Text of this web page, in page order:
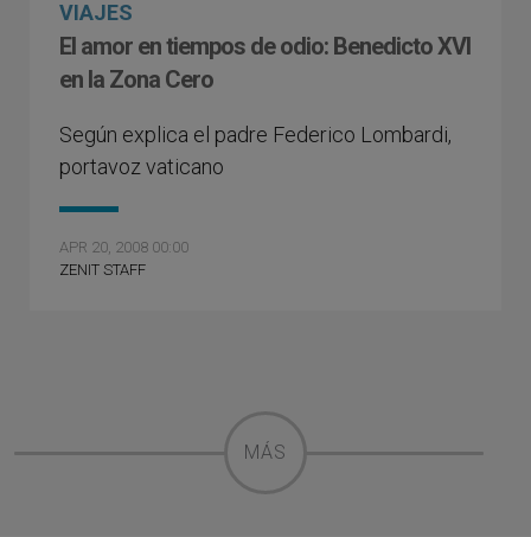
VIAJES
El amor en tiempos de odio: Benedicto XVI
en la Zona Cero
Según explica el padre Federico Lombardi,
portavoz vaticano
APR 20, 2008 00:00
ZENIT STAFF
MÁS